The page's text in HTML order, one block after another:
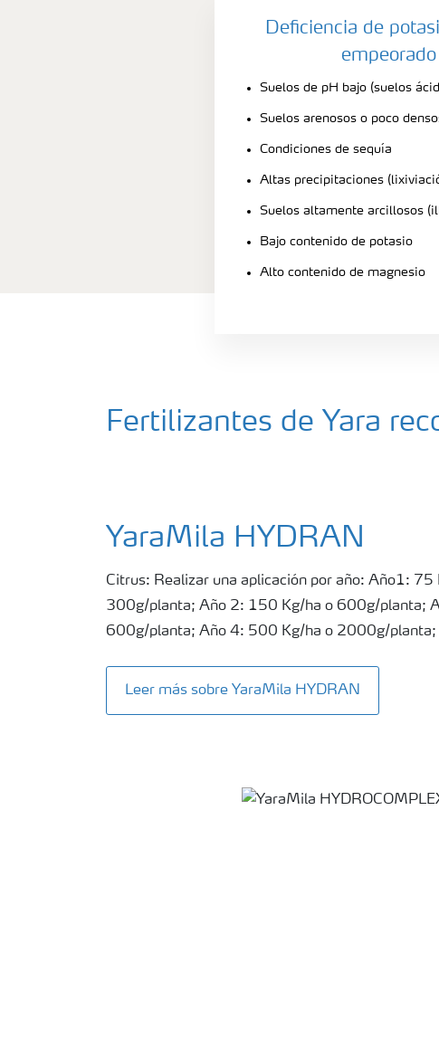
Deficiencia de
Suelos de pH bajo (suelos
Suelos arenosos o poco
Condiciones de sequía
Altas precipitaciones
Suelos altamente arcillosos
Bajo contenido de potasio
Alto contenido de magnesio
Fertilizantes de Yara
YaraMila HYDRAN
Citrus: Realizar una aplicación por año: Año1: 75
300g/planta; Año 2: 150 Kg/ha o 600g/planta;
600g/planta; Año 4: 500 Kg/ha o 2000g/planta;
Leer más sobre YaraMila HYDRAN